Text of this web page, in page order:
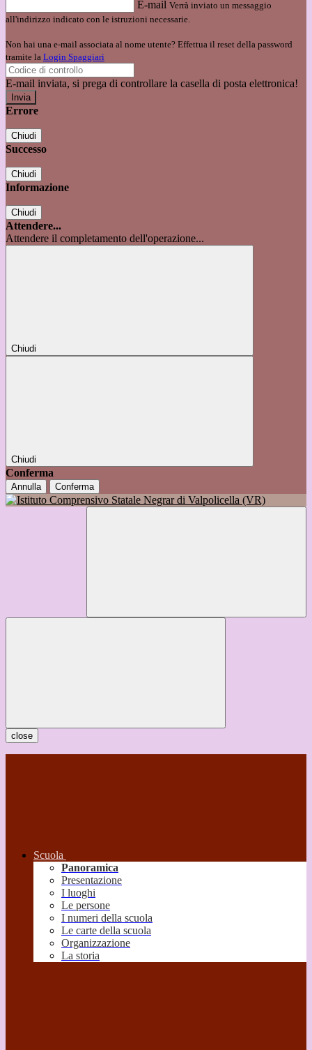
E-mail Verrà inviato un messaggio
all'indirizzo indicato con le istruzioni necessarie.
Non hai una e-mail associata al nome utente? Effettua il reset della password
tramite la Login Spaggiari
E-mail inviata, si prega di controllare la casella di posta elettronica!
Errore
Chiudi
Successo
Chiudi
Informazione
Chiudi
Attendere...
Attendere il completamento dell'operazione...
Chiudi
Chiudi
Conferma
Annulla Conferma
close
Scuola
Panoramica
Presentazione
I luoghi
Le persone
I numeri della scuola
Le carte della scuola
Organizzazione
La storia